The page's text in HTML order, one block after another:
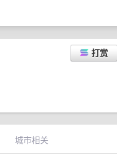
打赏
城市相关